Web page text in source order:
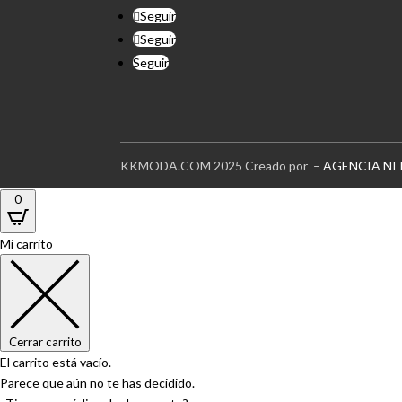
Seguir
Seguir
Seguir
KKMODA.COM 2025 Creado por –AGENCIA
0
Mi carrito
Cerrar carrito
El carrito está vacío.
Parece que aún no te has decidido.